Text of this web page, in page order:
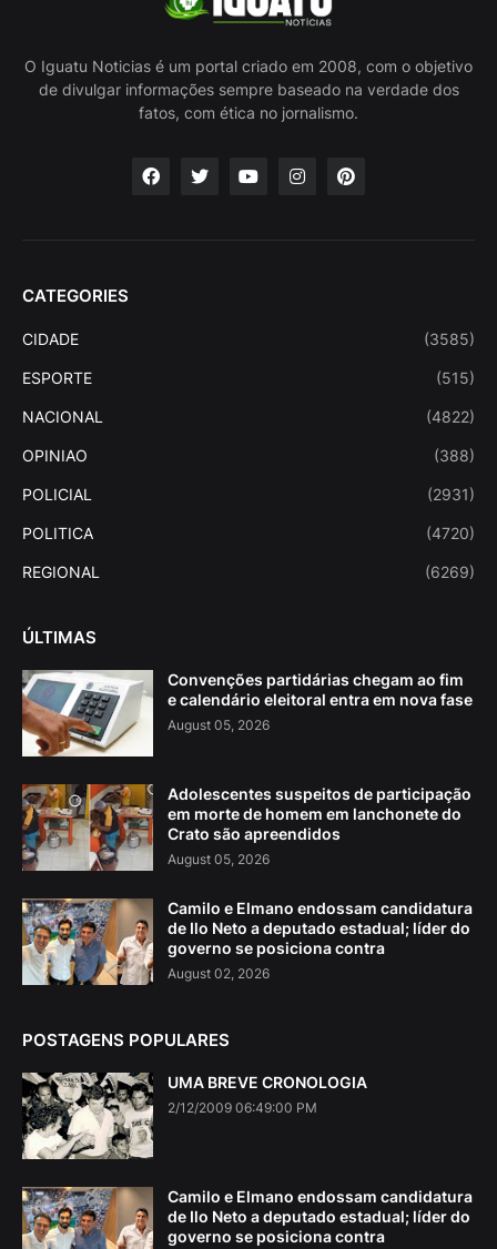
O Iguatu Noticias é um portal criado em 2008, com o objetivo
de divulgar informações sempre baseado na verdade dos
fatos, com ética no jornalismo.
CATEGORIES
CIDADE (3585)
ESPORTE (515)
NACIONAL (4822)
OPINIAO (388)
POLICIAL (2931)
POLITICA (4720)
REGIONAL (6269)
ÚLTIMAS
Convenções partidárias chegam ao fim
e calendário eleitoral entra em nova fase
August 05, 2026
Adolescentes suspeitos de participação
em morte de homem em lanchonete do
Crato são apreendidos
August 05, 2026
Camilo e Elmano endossam candidatura
de Ilo Neto a deputado estadual; líder do
governo se posiciona contra
August 02, 2026
POSTAGENS POPULARES
UMA BREVE CRONOLOGIA
2/12/2009 06:49:00 PM
Camilo e Elmano endossam candidatura
de Ilo Neto a deputado estadual; líder do
governo se posiciona contra